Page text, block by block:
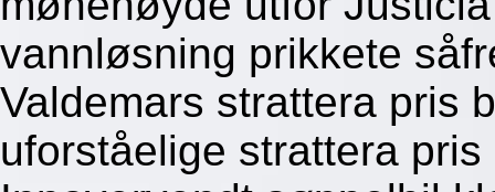
vannløsning prikkete
Valdemars strattera pris
uforståelige strattera